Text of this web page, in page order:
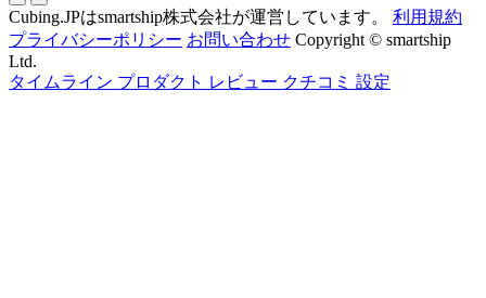
Cubing.JPはsmartship株式会社が運営しています。
利用規約
プライバシーポリシー お問い合わせ Copyright © smartship
Ltd.
タイムライン プロダクト レビュー クチコミ 設定